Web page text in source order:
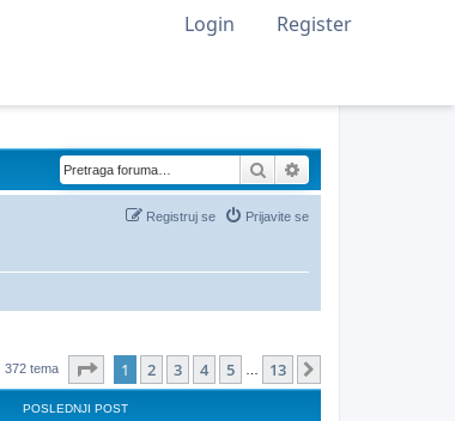
Login Register
Pretraga
Prijavite se
Registruj se
372 tema Stranica od 13
1 2 3 4 5 13
POSLEDNJI POST